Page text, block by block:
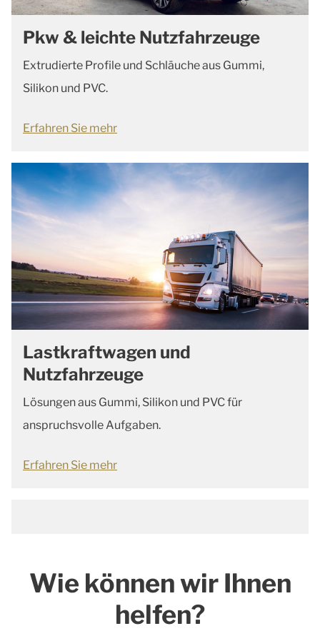
Pkw & leichte Nutzfahrzeuge
Extrudierte Profile und Schläuche aus Gummi,
Silikon und PVC.
Erfahren Sie mehr
Lastkraftwagen und
Nutzfahrzeuge
Lösungen aus Gummi, Silikon und PVC für
anspruchsvolle Aufgaben.
Erfahren Sie mehr
Wie können wir Ihnen
helfen?